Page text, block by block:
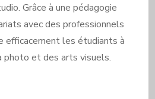
Grâce à une pédagogie
avec des professionnels
efficacement les étudiants à
photo et des arts visuels.